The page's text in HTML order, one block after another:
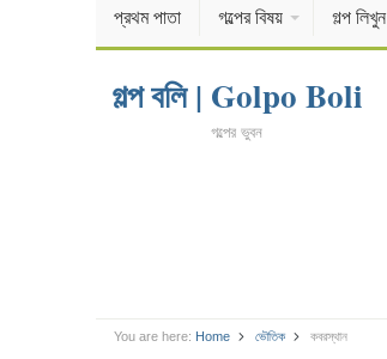
প্রথম পাতা গল্পের বিষয় গল্প লিখুন
গল্প বলি | Golpo Boli
গল্পের ভুবন
You are here: Home ভৌতিক কবরস্থান